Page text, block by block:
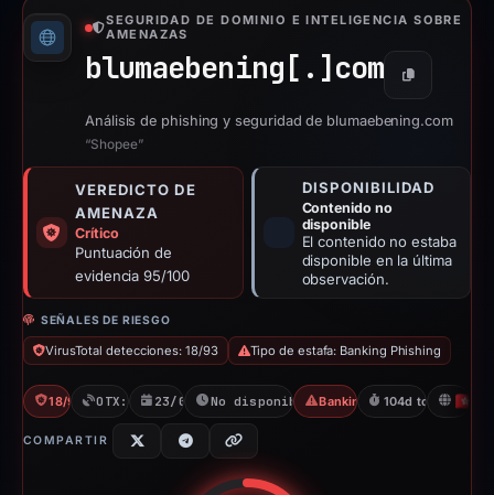
SEGURIDAD DE DOMINIO E INTELIGENCIA SOBRE
AMENAZAS
blumaebening[.] com Copiar
Análisis de phishing y seguridad de blumaebening.com
“Shopee”
VEREDICTO DE
AMENAZA
Crítico
Puntuación de
evidencia 95/100
DISPONIBILIDAD
Contenido no
disponible
El contenido no estaba
disponible en la última
observación.
SEÑALES DE RIESGO
VirusTotal detecciones: 18/93 Tipo de estafa: Banking Phishing
18/93 VTOTX: 2 refs23/01/2026No disponible desde 08/05/2026
Banking Phishing
104d to
COMPARTIR